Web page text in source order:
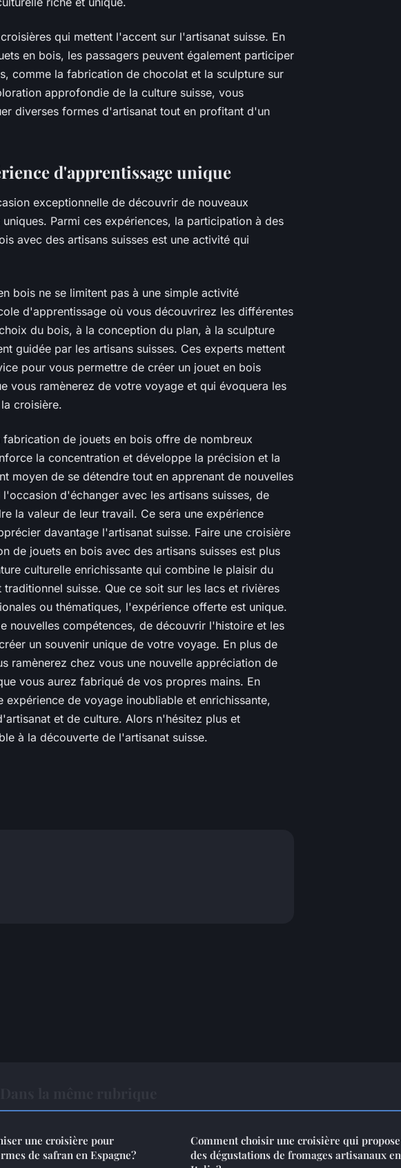
qui mettent l'accent sur l'artisanat suisse. En
en bois, les passagers peuvent également participer
comme la fabrication de chocolat et la sculpture sur
approfondie de la culture suisse, vous
diverses formes d'artisanat tout en profitant d'un
d'apprentissage unique
exceptionnelle de découvrir de nouveaux
Parmi ces expériences, la participation à des
avec des artisans suisses est une activité qui
bois ne se limitent pas à une simple activité
d'apprentissage où vous découvrirez les différentes
du bois, à la conception du plan, à la sculpture
guidée par les artisans suisses. Ces experts mettent
pour vous permettre de créer un jouet en bois
vous ramènerez de votre voyage et qui évoquera les
croisière.
de jouets en bois offre de nombreux
la concentration et développe la précision et la
moyen de se détendre tout en apprenant de nouvelles
d'échanger avec les artisans suisses, de
la valeur de leur travail. Ce sera une expérience
davantage l'artisanat suisse. Faire une croisière
de jouets en bois avec des artisans suisses est plus
culturelle enrichissante qui combine le plaisir du
suisse. Que ce soit sur les lacs et rivières
ou thématiques, l'expérience offerte est unique.
nouvelles compétences, de découvrir l'histoire et les
un souvenir unique de votre voyage. En plus de
ramènerez chez vous une nouvelle appréciation de
vous aurez fabriqué de vos propres mains. En
expérience de voyage inoubliable et enrichissante,
et de culture. Alors n'hésitez plus et
à la découverte de l'artisanat suisse.
une croisière pour
de safran en Espagne?
Comment choisir une croisière qui propose
des dégustations de fromages artisanaux en